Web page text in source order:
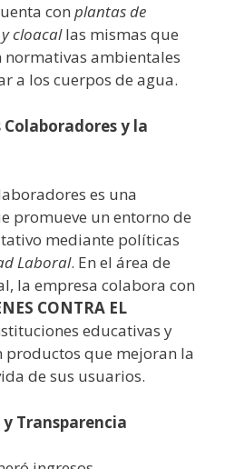
con plantas de
cloacallas mismas que
ambientales
a los cuerpos de agua.
y la
es una
promueve un entorno de
mediante políticas
Laboral. En el área de
la empresa colabora con
CONTRA EL
educativas y
productos que mejoran la
de sus usuarios.
Transparencia